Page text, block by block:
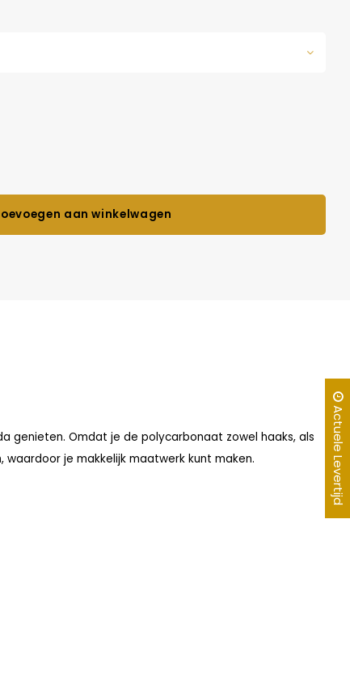
aan winkelwagen
genieten. Omdat je de polycarbonaat zowel haaks, als
je makkelijk maatwerk kunt maken.
Actuele Levertijd